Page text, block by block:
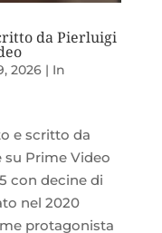
da Pierluigi
2026| In
e scritto da
Prime Video
con decine di
nel 2020
protagonista